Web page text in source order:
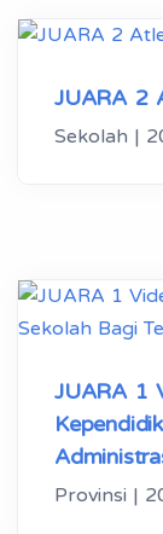
JUARA 2
Sekolah |
JUARA 1
Provinsi |